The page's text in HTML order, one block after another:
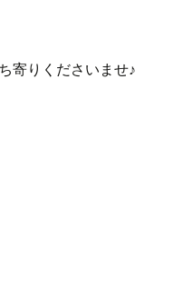
寄りくださいませ♪